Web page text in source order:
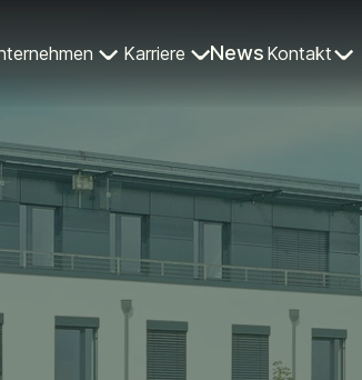
Karriere News Kontakt